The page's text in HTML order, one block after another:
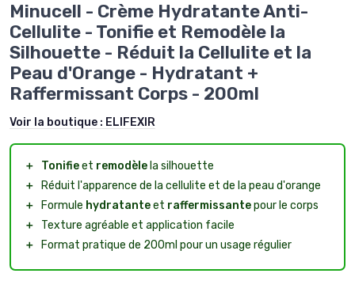
Minucell - Crème Hydratante Anti-
Cellulite - Tonifie et Remodèle la
Silhouette - Réduit la Cellulite et la
Peau d'Orange - Hydratant +
Raffermissant Corps - 200ml
Voir la boutique : ELIFEXIR
＋ Tonifieet remodèle la silhouette
＋
Réduit l'apparence de la cellulite et de la peau d'orange
＋
Formule hydratanteet raffermissantepour le corps
＋
Texture agréable et application facile
＋
Format pratique de 200ml pour un usage régulier